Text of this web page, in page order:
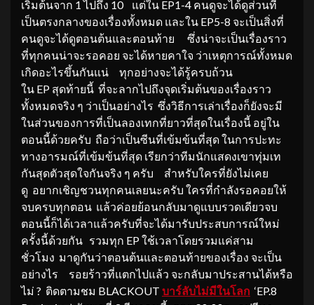
เริ่มต้นจาก 1 ไปถึง 10 แต่ใน EP1-4 คนดูจะได้ดูส่วนที่
เป็นตรงกลางของเรื่องทั้งหมด และใน EP5-8 จะเป็นสิ่งที่
คนดูจะได้ดูตอนต้นและตอนท้าย ซึ่งน่าจะเป็นเรื่องราว
ที่ทุกคนน่าจะรอคอย จะได้หายคาใจ ว่าเหตุการณ์ทั้งหมด
เกิดอะไรขึ้นกันแน่ ทุกอย่างจะได้รู้ครบถ้วน
ใน EP สุดท้ายนี้ ที่จะลากไปถึงจุดเริ่มต้นของเรื่องราว
ทั้งหมดจริง ๆ ว่าเป็นอย่างไร ซึ่งวิธีการเล่าเรื่องก็ยังจะมี
ในส่วนของการที่เป็นลองเทกที่ยาวที่สุดในเรื่องนี้ อยู่ใน
ตอนนี้ด้วยครับ ถือว่าเป็นซีนที่เข้มข้นที่สุด ในการปะทะ
ทางอารมณ์ที่เข้มข้นที่สุด เรียกว่าทีมนักแสดงเขาทุ่มเท
กันสุดตัวสุดใจกันจริง ๆ ครับ สำหรับใครที่ยังไม่เคย
ดู อยากเชิญชวนทุกคนเลยนะครับ ใครที่กำลังรอคอยให้
จบครบทุกตอน แล้วค่อยย้อนกลับมาดูแบบรวดเดียวจบ
ตอนนี้ก็ได้เวลาแล้วครับที่จะได้มารับประสบการณ์ใหม่
ครั้งนี้ด้วยกัน รวมทุก EP ใช้เวลาโดยรวมแค่สาม
ชั่วโมง มาดูกันว่าตอนต้นและตอนท้ายของเรื่อง จะเป็น
อย่างไร รอยร้าวที่แตกไปแล้ว จะกลับมาประสานได้หรือ
ไม่ ? ติดตามชม BLACKOUT บาร์ลับไม่มีในโลก ‘EP.8